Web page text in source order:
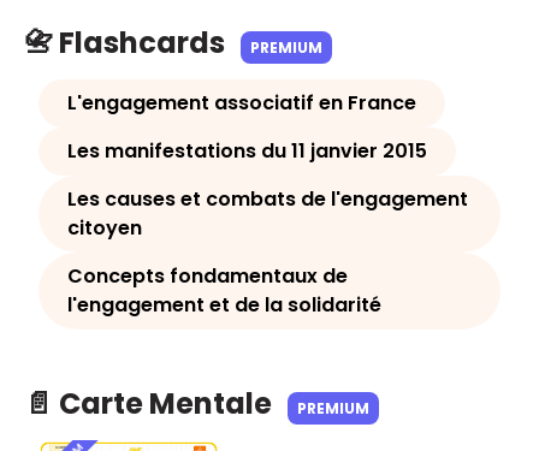
📇 Flashcards PREMIUM
L'engagement associatif en France
Les manifestations du 11 janvier 2015
Les causes et combats de l'engagement
citoyen
Concepts fondamentaux de
l'engagement et de la solidarité
📄 Carte Mentale PREMIUM